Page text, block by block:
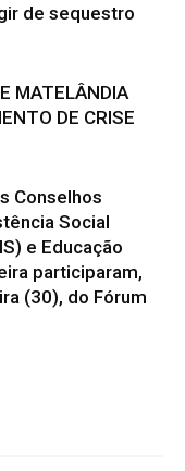
de sequestro
MATELÂNDIA
DE CRISE
Conselhos
Social
e Educação
participaram,
(30), do Fórum